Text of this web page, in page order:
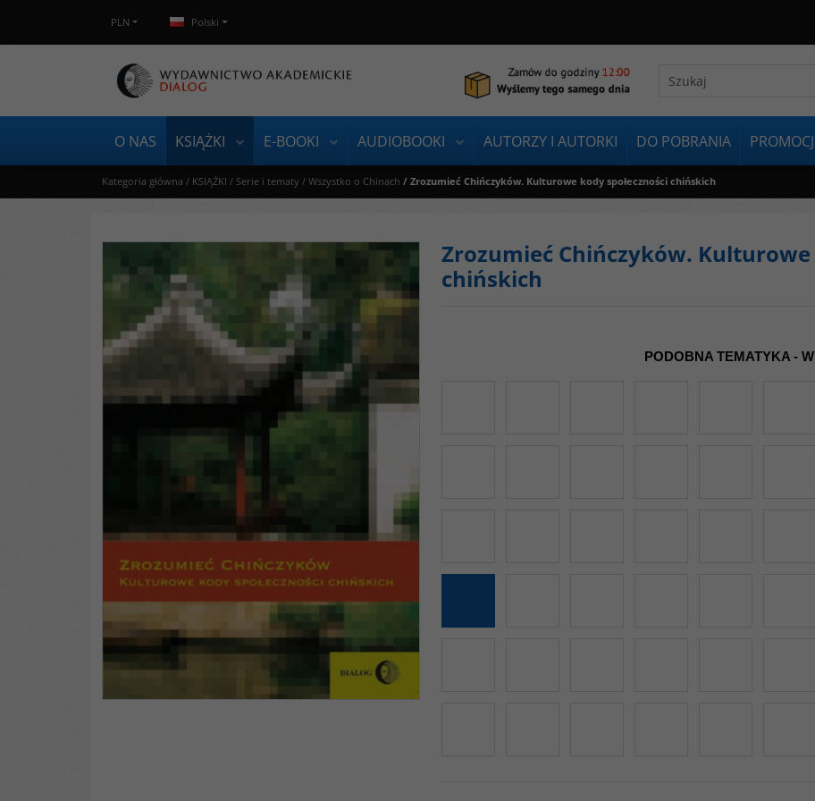
PLN Polski
O NAS KSIĄŻKI E-BOOKI AUDIOBOOKI AUTORZY I AUTORKI DO POBRANIA
Kategoria główna / KSIĄŻKI / Serie i tematy / Wszystko o Chinach / Zrozumieć Chińczyków. Kulturowe kody społeczności chińskich
Zrozumieć Chińczyków. Kulturowe
chińskich
PODOBNA TEMATYKA -